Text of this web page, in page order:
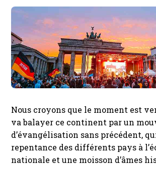
Nous croyons que le moment est
va balayer ce continent par un
d’évangélisation sans précédent,
repentance des différents pays à
nationale et une moisson d’âmes